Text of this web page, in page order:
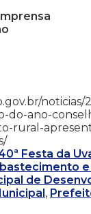
noticias/
do-ano-
rural-
Festa da
de
,